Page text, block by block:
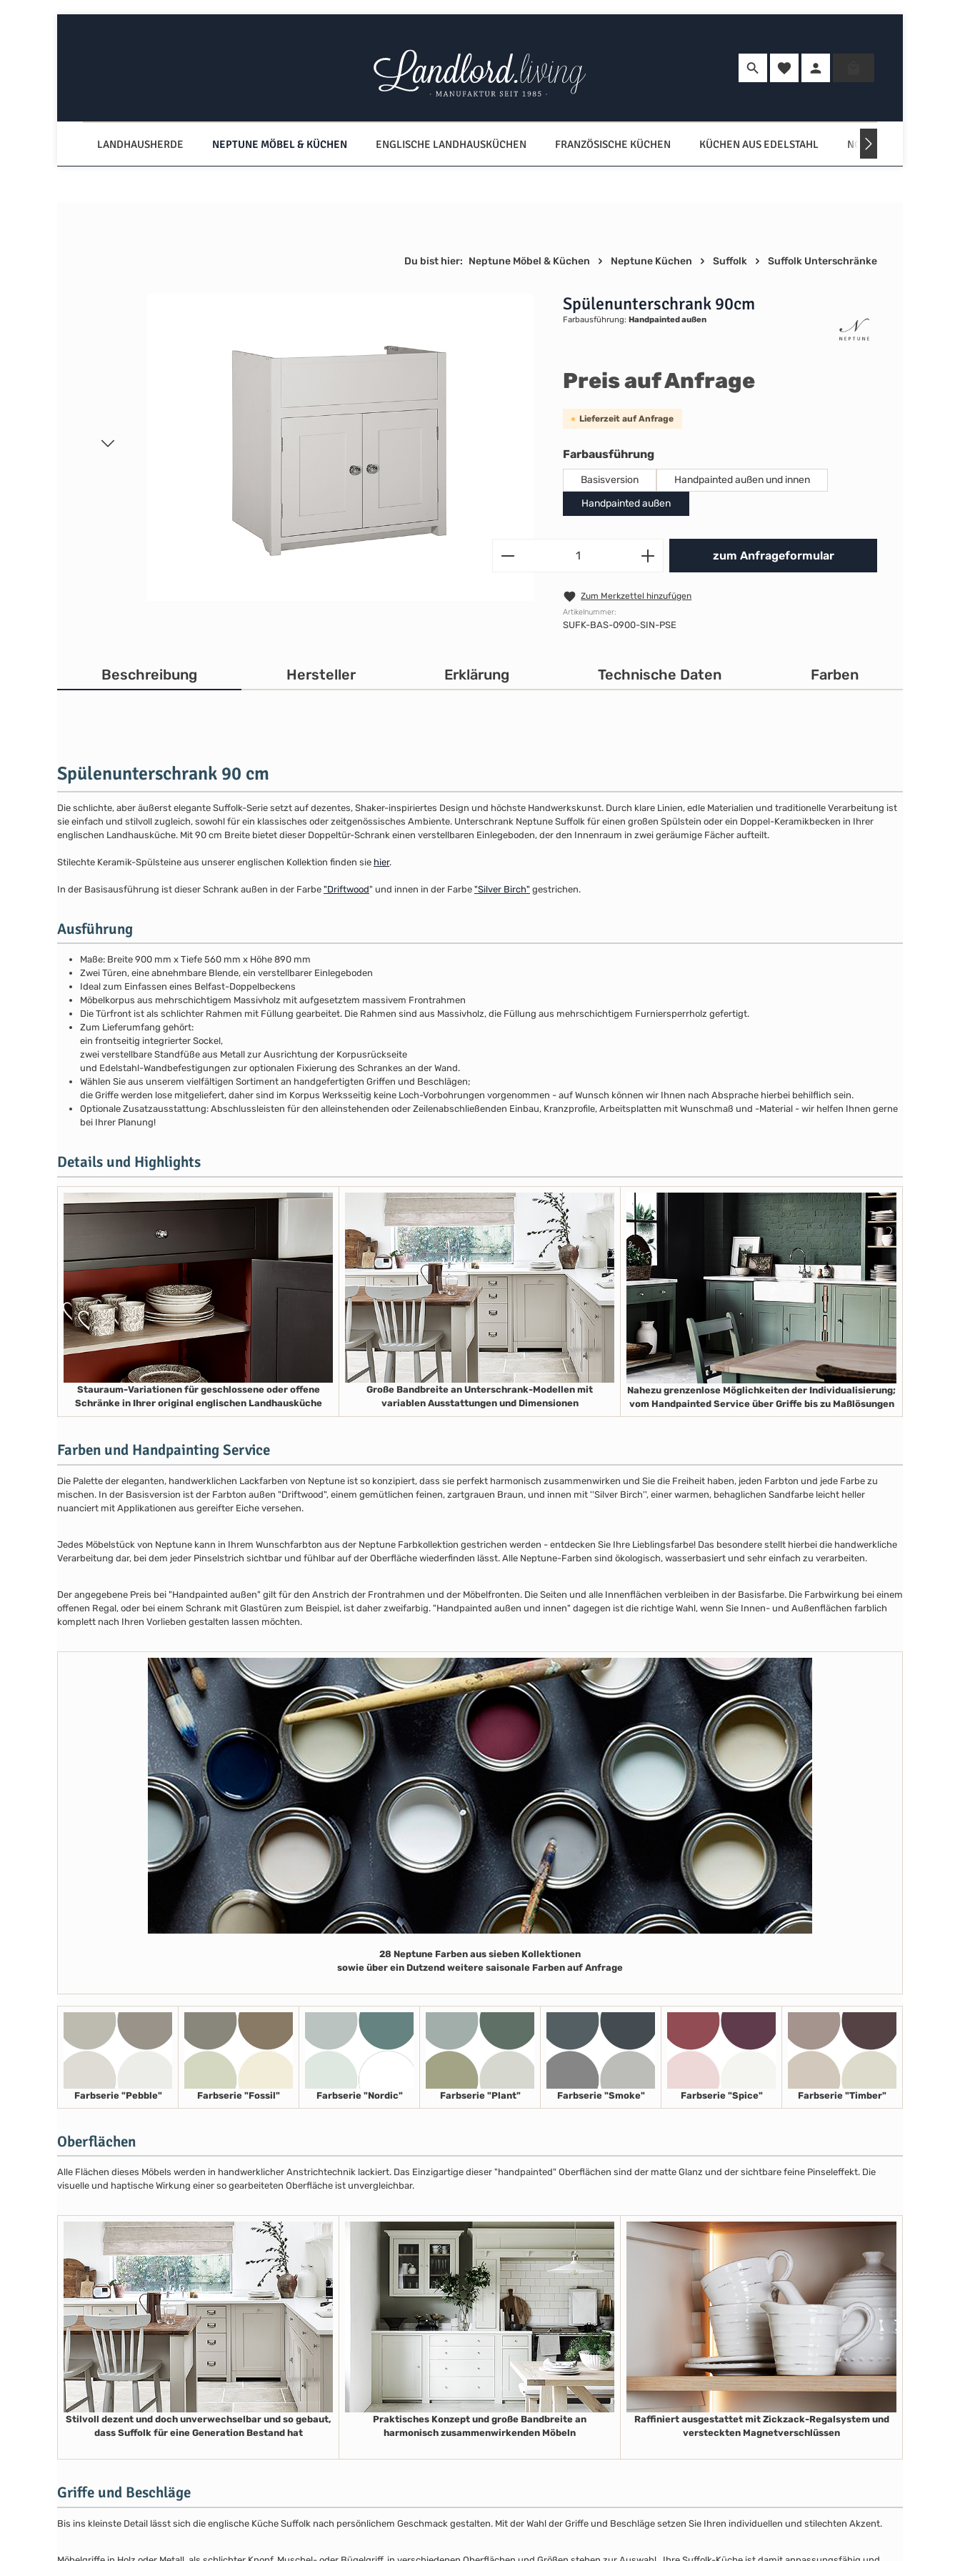
Du hast 0 Produkte auf dem Merkzettel
LANDHAUSHERDE NEPTUNE MÖBEL & KÜCHEN ENGLISCHE LANDHAUSKÜCHEN FRANZÖSISCHE KÜCHEN KÜCHEN AUS EDELSTAHL NORDISCHE KÜCHEN
Du bist hier: Neptune Möbel & Küchen Neptune Küchen Suffolk Suffolk Unterschränke
Spülenunterschrank 90cm
Farbausführung: Handpainted außen
Preis auf Anfrage
Lieferzeit auf Anfrage
Farbausführungauswählen
Basisversion
Handpainted außen und innen
Handpainted außen
Produkt Anzahl: Gib den
zum Anfrageformular
Zum Merkzettel hinzufügen
Artikelnummer:
SUFK-BAS-0900-SIN-PSE
Beschreibung Hersteller Erklärung Technische Daten Farben
Spülenunterschrank 90 cm
Die schlichte, aber äußerst elegante Suffolk-Serie setzt auf dezentes, Shaker-inspiriertes Design und höchste Handwerkskunst. Durch klare Linien, edle Materialien und traditionelle Verarbeitung ist
sie einfach und stilvoll zugleich, sowohl für ein klassisches oder zeitgenössisches Ambiente. Unterschrank Neptune Suffolk für einen großen Spülstein oder ein Doppel-Keramikbecken in Ihrer
englischen Landhausküche. Mit 90 cm Breite bietet dieser Doppeltür-Schrank einen verstellbaren Einlegeboden, der den Innenraum in zwei geräumige Fächer aufteilt.
Stilechte Keramik-Spülsteine aus unserer englischen Kollektion finden sie hier.
In der Basisausführung ist dieser Schrank außen in der Farbe "Driftwood" und innen in der Farbe "Silver Birch" gestrichen.
Ausführung
Maße: Breite 900 mm x Tiefe 560 mm x Höhe 890 mm
Zwei Türen, eine abnehmbare Blende, ein verstellbarer Einlegeboden
Ideal zum Einfassen eines Belfast-Doppelbeckens
Möbelkorpus aus mehrschichtigem Massivholz mit aufgesetztem massivem Frontrahmen
Die Türfront ist als schlichter Rahmen mit Füllung gearbeitet. Die Rahmen sind aus Massivholz, die Füllung aus mehrschichtigem Furniersperrholz gefertigt.
Zum Lieferumfang gehört:
ein frontseitig integrierter Sockel,
zwei verstellbare Standfüße aus Metall zur Ausrichtung der Korpusrückseite
und Edelstahl-Wandbefestigungen zur optionalen Fixierung des Schrankes an der Wand.
Wählen Sie aus unserem vielfältigen Sortiment an handgefertigten Griffen und Beschlägen;
die Griffe werden lose mitgeliefert, daher sind im Korpus Werksseitig keine Loch-Vorbohrungen vorgenommen - auf Wunsch können wir Ihnen nach Absprache hierbei behilflich sein.
Optionale Zusatzausstattung: Abschlussleisten für den alleinstehenden oder Zeilenabschließenden Einbau, Kranzprofile, Arbeitsplatten mit Wunschmaß und -Material - wir helfen Ihnen gerne
bei Ihrer Planung!
Details und Highlights
Stauraum-Variationen für geschlossene oder offene
Schränke in Ihrer original englischen Landhausküche
Große Bandbreite an Unterschrank-Modellen mit
variablen Ausstattungen und Dimensionen
Nahezu grenzenlose Möglichkeiten der Individualisierung;
vom Handpainted Service über Griffe bis zu Maßlösungen
Farben und Handpainting Service
Die Palette der eleganten, handwerklichen Lackfarben von Neptune ist so konzipiert, dass sie perfekt harmonisch zusammenwirken und Sie die Freiheit haben, jeden Farbton und jede Farbe zu
mischen. In der Basisversion ist der Farbton außen "Driftwood", einem gemütlichen feinen, zartgrauen Braun, und innen mit ''Silver Birch'', einer warmen, behaglichen Sandfarbe leicht heller
nuanciert mit Applikationen aus gereifter Eiche versehen.
Jedes Möbelstück von Neptune kann in Ihrem Wunschfarbton aus der Neptune Farbkollektion gestrichen werden - entdecken Sie Ihre Lieblingsfarbe! Das besondere stellt hierbei die handwerkliche
Verarbeitung dar, bei dem jeder Pinselstrich sichtbar und fühlbar auf der Oberfläche wiederfinden lässt. Alle Neptune-Farben sind ökologisch, wasserbasiert und sehr einfach zu verarbeiten.
Der angegebene Preis bei "Handpainted außen" gilt für den Anstrich der Frontrahmen und der Möbelfronten. Die Seiten und alle Innenflächen verbleiben in der Basisfarbe. Die Farbwirkung bei einem
offenen Regal, oder bei einem Schrank mit Glastüren zum Beispiel, ist daher zweifarbig. "Handpainted außen und innen" dagegen ist die richtige Wahl, wenn Sie Innen- und Außenflächen farblich
komplett nach Ihren Vorlieben gestalten lassen möchten.
28 Neptune Farben aus sieben Kollektionen
sowie über ein Dutzend weitere saisonale Farben auf Anfrage
Farbserie "Pebble" Farbserie "Fossil" Farbserie "Nordic" Farbserie "Plant" Farbserie "Smoke" Farbserie "Spice" Farbserie "Timber"
Oberflächen
Alle Flächen dieses Möbels werden in handwerklicher Anstrichtechnik lackiert. Das Einzigartige dieser "handpainted" Oberflächen sind der matte Glanz und der sichtbare feine Pinseleffekt. Die
visuelle und haptische Wirkung einer so gearbeiteten Oberfläche ist unvergleichbar.
Stilvoll dezent und doch unverwechselbar und so gebaut,
dass Suffolk für eine Generation Bestand hat
Praktisches Konzept und große Bandbreite an
harmonisch zusammenwirkenden Möbeln
Raffiniert ausgestattet mit Zickzack-Regalsystem und
versteckten Magnetverschlüssen
Griffe und Beschläge
Bis ins kleinste Detail lässt sich die englische Küche Suffolk nach persönlichem Geschmack gestalten. Mit der Wahl der Griffe und Beschläge setzen Sie Ihren individuellen und stilechten Akzent.